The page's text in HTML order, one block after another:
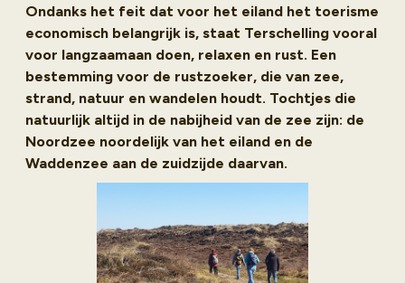
Ondanks het feit dat voor het eiland het toerisme
economisch belangrijk is, staat Terschelling vooral
voor langzaamaan doen, relaxen en rust. Een
bestemming voor de rustzoeker, die van zee,
strand, natuur en wandelen houdt. Tochtjes die
natuurlijk altijd in de nabijheid van de zee zijn: de
Noordzee noordelijk van het eiland en de
Waddenzee aan de zuidzijde daarvan.